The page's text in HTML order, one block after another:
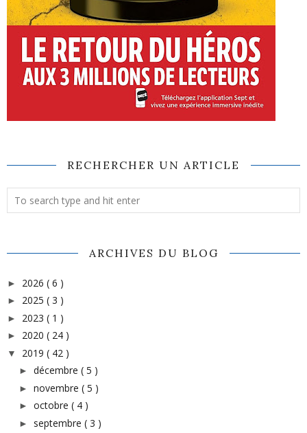
RECHERCHER UN ARTICLE
ARCHIVES DU BLOG
► 2026 ( 6 )
► 2025 ( 3 )
► 2023 ( 1 )
► 2020 ( 24 )
▼ 2019 ( 42 )
► décembre ( 5 )
► novembre ( 5 )
► octobre ( 4 )
► septembre ( 3 )